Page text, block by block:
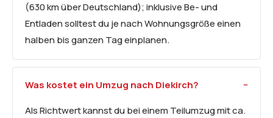
(630 km über Deutschland); inklusive Be- und
Entladen solltest du je nach Wohnungsgröße einen
halben bis ganzen Tag einplanen.
Was kostet ein Umzug nach Diekirch?
Als Richtwert kannst du bei einem Teilumzug mit ca.